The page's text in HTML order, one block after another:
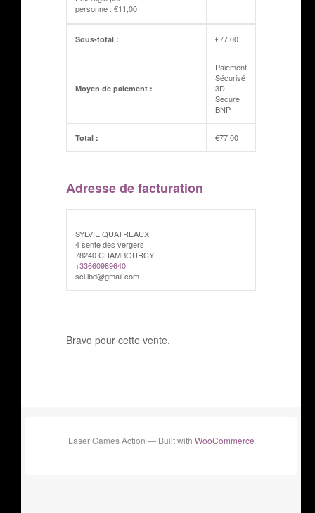
personne : €11,00
Sous-total : €77,00
Moyen de paiement :
Paiement
Sécurisé
3D
Secure
BNP
Total : €77,00
Adresse de facturation
–
SYLVIE QUATREAUX
4 sente des vergers
78240 CHAMBOURCY
+33660989640
scl.lbd@gmail.com
Bravo pour cette vente.
Laser Games Action — Built with WooCommerce